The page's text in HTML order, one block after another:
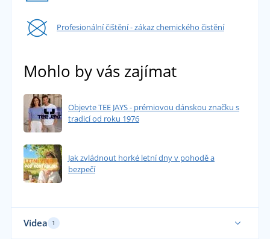
Profesionální čištění - zákaz chemického čistění
Mohlo by vás zajímat
Objevte TEE JAYS - prémiovou dánskou značku s
tradicí od roku 1976
Jak zvládnout horké letní dny v pohodě a
bezpečí
Videa 1